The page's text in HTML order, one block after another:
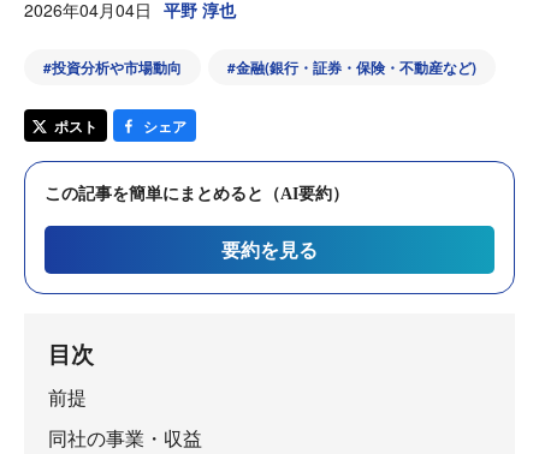
2026年04月04日 平野 淳也
#投資分析や市場動向 #金融(銀行・証券・保険・不動産など)
ポスト シェア
この記事を簡単にまとめると（AI要約）
要約を見る
目次
前提
同社の事業・収益